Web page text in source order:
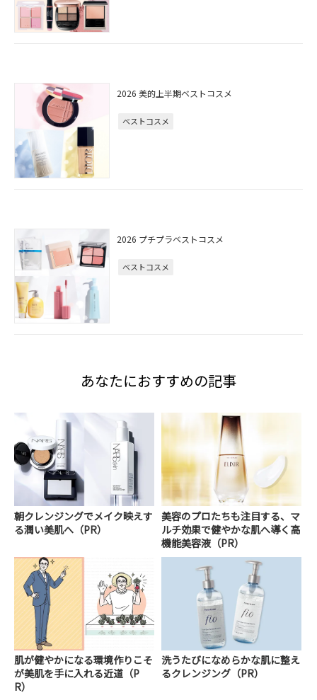
2026 美的上半期ベストコスメ
ベストコスメ
2026 プチプラベストコスメ
ベストコスメ
あなたにおすすめの記事
朝クレンジングでメイク映えす
る潤い美肌へ（PR）
美容のプロたちも注目する、マ
ルチ効果で健やかな肌へ導く高
機能美容液（PR）
肌が健やかになる環境作りこそ
が美肌を手に入れる近道（P
R）
洗うたびになめらかな肌に整え
るクレンジング（PR）